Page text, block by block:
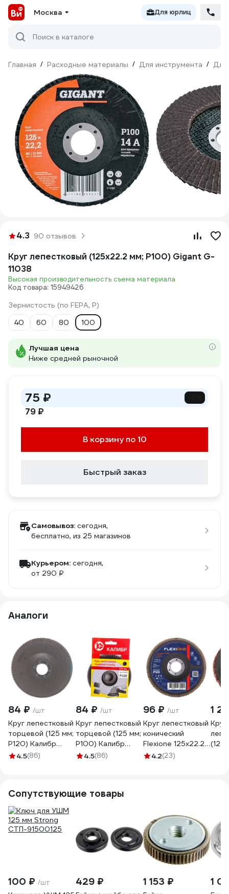
Москва Для юрлиц
Поиск в каталоге
Главная / Расходные материалы / Для инструмента / Для
4.3 90 отзывов
Круг лепестковый (125x22.2 мм; P100) Gigant G-
11038
Высокая производительность съема материала
Код товара: 15949426
Зернистость (по FEPA, P)
40
60 80 100
Лучшая цена
Ниже средней рыночной
75 ₽
79 ₽
В корзину по 10
Быстрый заказ
Самовывоз: сегодня,
бесплатно, из 25 магазинов
Курьером: сегодня,
от 290 ₽
Аналоги
84 ₽ /шт
Круг лепестковый
торцевой (125 мм;
Р120) Калибр
00000060666
4.5(86)
84 ₽ /шт
Круг лепестковый
торцевой (125 мм;
Р100) Калибр
00000060665
4.5(86)
96 ₽ /шт
Круг лепестковый
конический
Flexione 125x22.2
мм, Р120
4.2(23)
1
Сопутствующие товары
100 ₽ /шт 429 ₽ 1 153 ₽ 1